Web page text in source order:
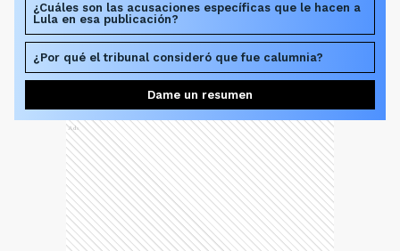
¿Cuáles son las acusaciones específicas que le hacen a
Lula en esa publicación?
¿Por qué el tribunal consideró que fue calumnia?
Dame un resumen
Ads